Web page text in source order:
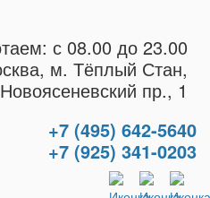
с 08.00 до 23.00
м. Тёплый Стан,
Новоясеневский пр., 1
+7 (495) 642-5640
+7 (925) 341-0203